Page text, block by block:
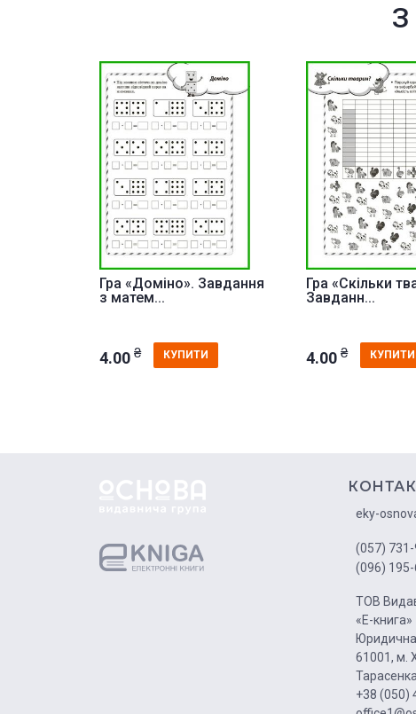
З
Гра «Доміно». Завдання
з матем...
4.00 ₴ КУПИТИ
Гра «Скільки
Завданн...
4.00 ₴ КУПИТИ
eky-
(057)
(096)
ТОВ
«Е-книга»
61001, м.
+38 (050)